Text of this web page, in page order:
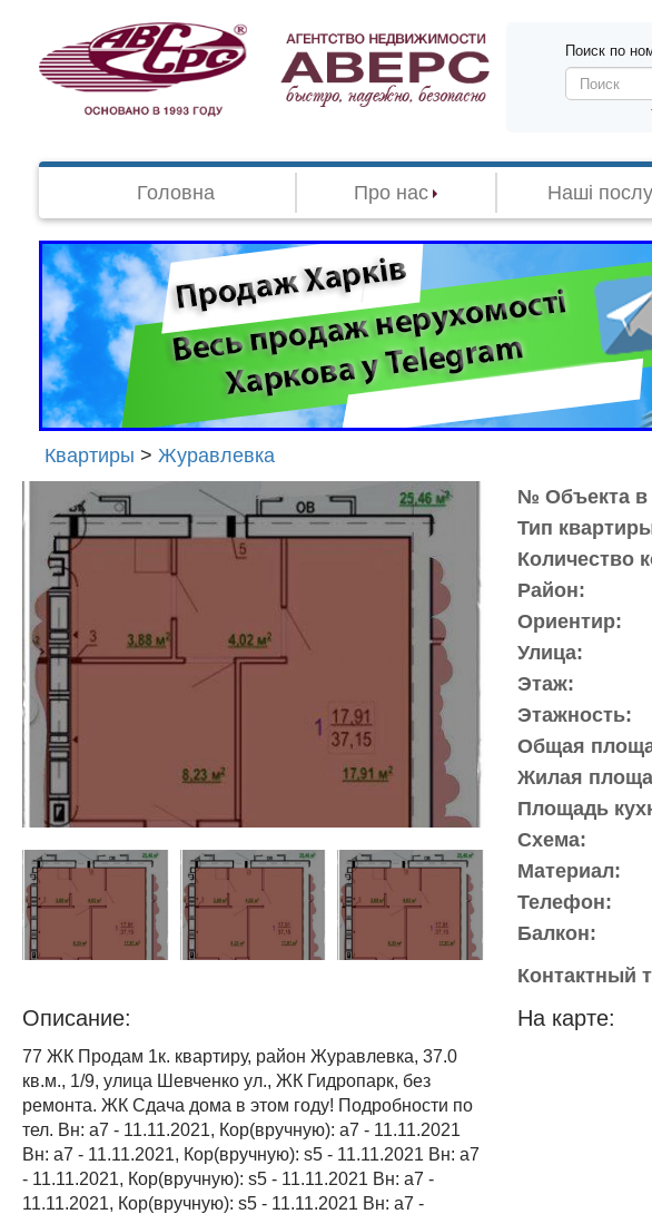
Поиск по
Головна Про нас Наші
Квартиры > Журавлевка
Агенство
недвижимости
"Аверс"
№ Объекта в
Тип
Количество
Район:
Ориентир:
Улица:
Этаж:
Этажность:
Общая
Жилая
Площадь
Схема:
Материал:
Телефон:
Балкон:
Контактный
Описание:
77 ЖК Продам 1к. квартиру, район Журавлевка, 37.0
кв.м., 1/9, улица Шевченко ул., ЖК Гидропарк, без
ремонта. ЖК Сдача дома в этом году! Подробности по
тел. Вн: a7 - 11.11.2021, Кор(вручную): a7 - 11.11.2021
Вн: a7 - 11.11.2021, Кор(вручную): s5 - 11.11.2021 Вн: a7
- 11.11.2021, Кор(вручную): s5 - 11.11.2021 Вн: a7 -
11.11.2021, Кор(вручную): s5 - 11.11.2021 Вн: a7 -
На карте: